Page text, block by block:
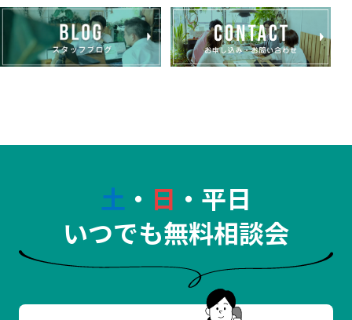
土 ・ 日 ・平日
いつでも無料相談会